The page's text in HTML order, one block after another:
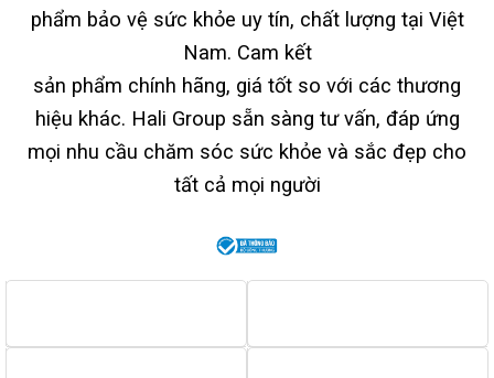
phẩm bảo vệ sức khỏe uy tín, chất lượng tại Việt
Nam. Cam kết
sản phẩm chính hãng, giá tốt so với các thương
hiệu khác. Hali Group sẵn sàng tư vấn, đáp ứng
mọi nhu cầu chăm sóc sức khỏe và sắc đẹp cho
tất cả mọi người